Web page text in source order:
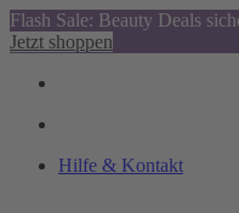
Flash Sale: Beauty Deals
Jetzt shoppen
Hilfe & Kontakt